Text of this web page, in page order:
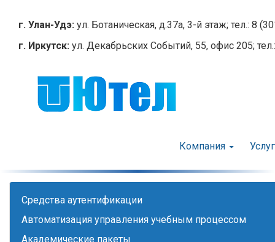
содержанию
г. Улан-Удэ: ул. Ботаническая, д.37а, 3-й этаж; тел.: 8
г. Иркутск: ул. Декабрьских Событий, 55, офис 205;
Компания
Cредства аутентификации
Автоматизация управления учебным процессом
Академические пакеты